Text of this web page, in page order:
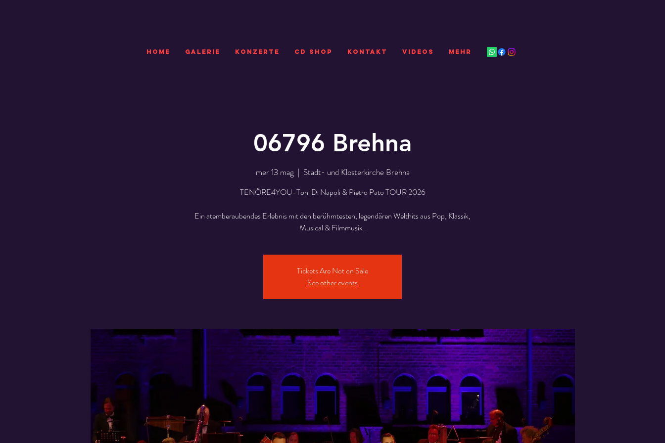
HOME GALERIE KONZERTE CD SHOP Kontakt VIDEOS Mehr
06796 Brehna
mer 13 mag
  |
Stadt- und Klosterkirche Brehna
TENÖRE4YOU-Toni Di Napoli & Pietro Pato TOUR 2026
Ein atemberaubendes Erlebnis mit den berühmtesten, legendären Welthits aus Pop, Klassik,
Musical & Filmmusik .
Tickets Are Not on Sale
See other events